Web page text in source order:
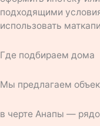
подходящими
использовать
Где подбираем дома
Мы предлагаем
в черте Анапы —